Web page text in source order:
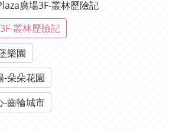
廣場3F-叢林歷險記
叢林歷險記
樂園
-朵朵花園
-齒輪城市